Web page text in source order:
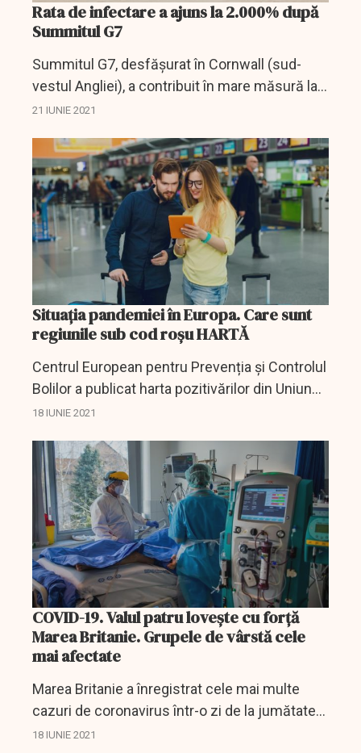
Rata de infectare a ajuns la 2.000% după
Summitul G7
Summitul G7, desfășurat în Cornwall (sud-
vestul Angliei), a contribuit în mare măsură la o
explozie reală a ratei de contaminare din
21 IUNIE 2021
Situația pandemiei în Europa. Care sunt
regiunile sub cod roșu HARTĂ
Centrul European pentru Prevenția și Controlul
Bolilor a publicat harta pozitivărilor din Uniunea
Europeană.
18 IUNIE 2021
COVID-19. Valul patru lovește cu forță
Marea Britanie. Grupele de vârstă cele
mai afectate
Marea Britanie a înregistrat cele mai multe
cazuri de coronavirus într-o zi de la jumătatea
lunii februarie. Valul actual de infecții cauzate
18 IUNIE 2021